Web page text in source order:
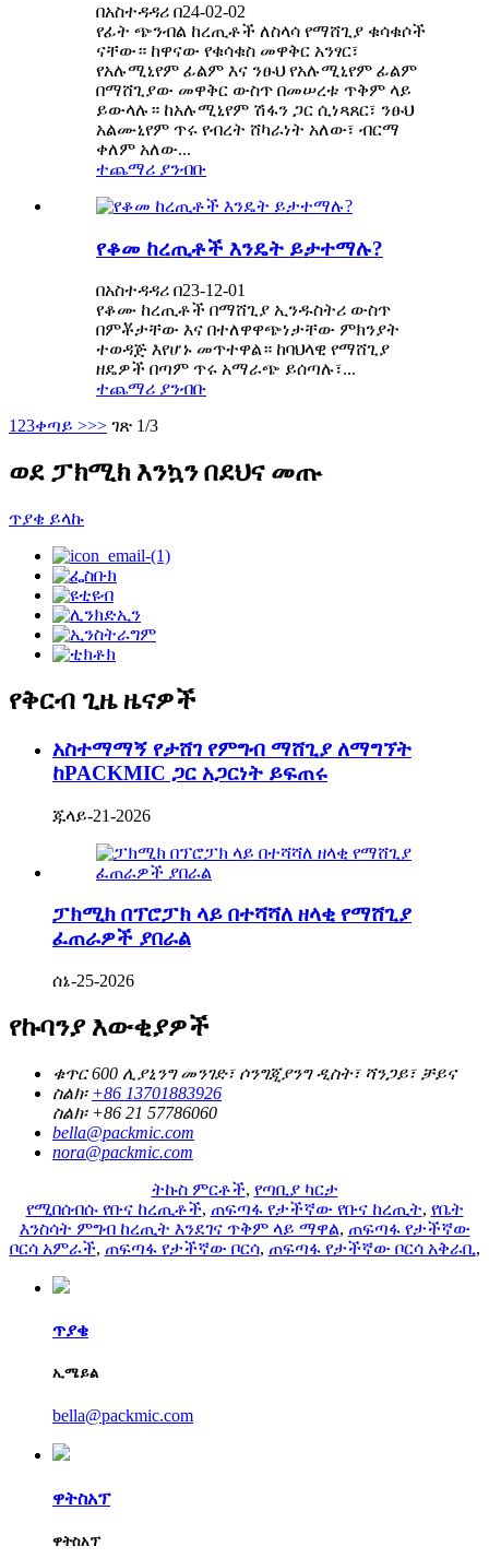
በአስተዳዳሪ በ24-02-02
የፊት ጭንብል ከረጢቶች ለስላሳ የማሸጊያ ቁሳቁሶች
ናቸው። ከዋናው የቁሳቁስ መዋቅር አንፃር፣
የአሉሚኒየም ፊልም እና ንፁህ የአሉሚኒየም ፊልም
በማሸጊያው መዋቅር ውስጥ በመሠረቱ ጥቅም ላይ
ይውላሉ። ከአሉሚኒየም ሽፋን ጋር ሲነጻጸር፣ ንፁህ
አልሙኒየም ጥሩ የብረት ሸካራነት አለው፣ ብርማ
ቀለም አለው...
ተጨማሪ ያንብቡ
የቆመ ከረጢቶች እንዴት ይታተማሉ?
በአስተዳዳሪ በ23-12-01
የቆሙ ከረጢቶች በማሸጊያ ኢንዱስትሪ ውስጥ
በምቾታቸው እና በተለዋዋጭነታቸው ምክንያት
ተወዳጅ እየሆኑ መጥተዋል። ከባህላዊ የማሸጊያ
ዘዴዎች በጣም ጥሩ አማራጭ ይሰጣሉ፣...
ተጨማሪ ያንብቡ
1 23ቀጣይ >>> ገጽ 1/3
ወደ ፓክሚክ እንኳን በደህና መጡ
ጥያቄ ይላኩ
የቅርብ ጊዜ ዜናዎች
አስተማማኝ የታሸገ የምግብ ማሸጊያ ለማግኘት
ከPACKMIC ጋር አጋርነት ይፍጠሩ
ጁላይ-21-2026
ፓክሚክ በፕሮፓክ ላይ በተሻሻለ ዘላቂ የማሸጊያ
ፈጠራዎች ያበራል
ሰኔ-25-2026
የኩባንያ እውቂያዎች
ቁጥር 600 ሊያኒንግ መንገድ፣ ሶንግጂያንግ ዲስት፣ ሻንጋይ፣ ቻይና
ስልክ፡ +86 13701883926
ስልክ፡ +86 21 57786060
bella@packmic.com
nora@packmic.com
ትኩስ ምርቶች, የጣቢያ ካርታ
የሚበሰብሱ የቡና ከረጢቶች, ጠፍጣፋ የታችኛው የቡና ከረጢት, የቤት
እንስሳት ምግብ ከረጢት እንደገና ጥቅም ላይ ማዋል, ጠፍጣፋ የታችኛው
ቦርሳ አምራች, ጠፍጣፋ የታችኛው ቦርሳ, ጠፍጣፋ የታችኛው ቦርሳ አቅራቢ,
ጥያቄ
ኢሜይል
bella@packmic.com
ዋትስአፕ
ዋትስአፕ